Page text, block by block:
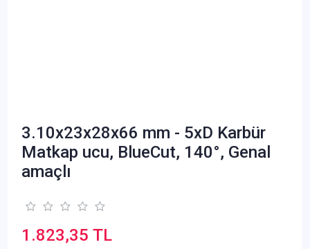
3.10x23x28x66 mm - 5xD Karbür
Matkap ucu, BlueCut, 140°, Genal
amaçlı
1.823,35 TL